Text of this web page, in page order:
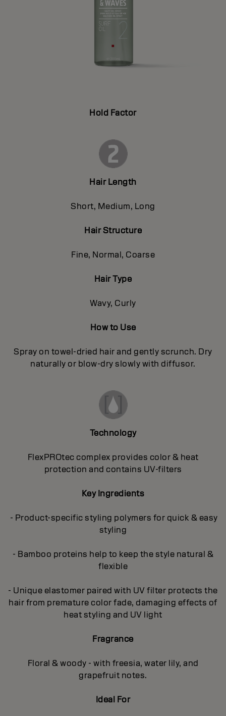
Hold Factor
Hair Length
Short, Medium, Long
Hair Structure
Fine, Normal, Coarse
Hair Type
Wavy, Curly
How to Use
Spray on towel-dried hair and gently scrunch. Dry
naturally or blow-dry slowly with diffusor.
Technology
FlexPROtec complex provides color & heat
protection and contains UV-filters
Key Ingredients
- Product-specific styling polymers for quick & easy
styling
- Bamboo proteins help to keep the style natural &
flexible
- Unique elastomer paired with UV filter protects the
hair from premature color fade, damaging effects of
heat styling and UV light
Fragrance
Floral & woody - with freesia, water lily, and
grapefruit notes.
Ideal For